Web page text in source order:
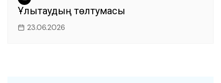
Ұлытаудың төлтумасы
23.06.2026